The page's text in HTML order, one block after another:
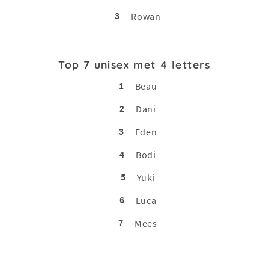
3
Rowan
Top 7 unisex met 4 letters
1
Beau
2
Dani
3
Eden
4
Bodi
5
Yuki
6
Luca
7
Mees